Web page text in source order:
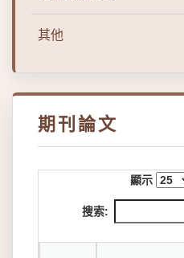
其他
期刊論文
顯示
搜索: